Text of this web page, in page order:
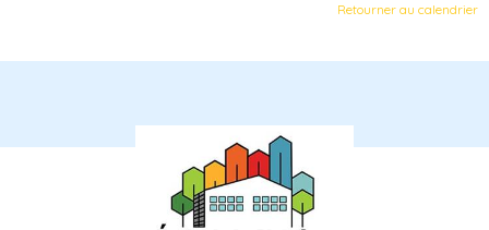
Retourner au calendrier